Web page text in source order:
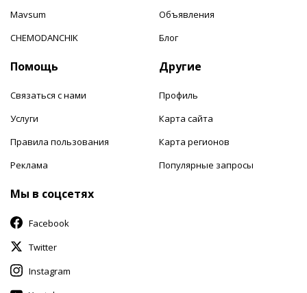
Mavsum
CHEMODANCHIK
Объявления
Блог
Помощь
Связаться с нами
Услуги
Правила пользования
Реклама
Другие
Профиль
Карта сайта
Карта регионов
Популярные запросы
Мы в соцсетях
Facebook
Twitter
Instagram